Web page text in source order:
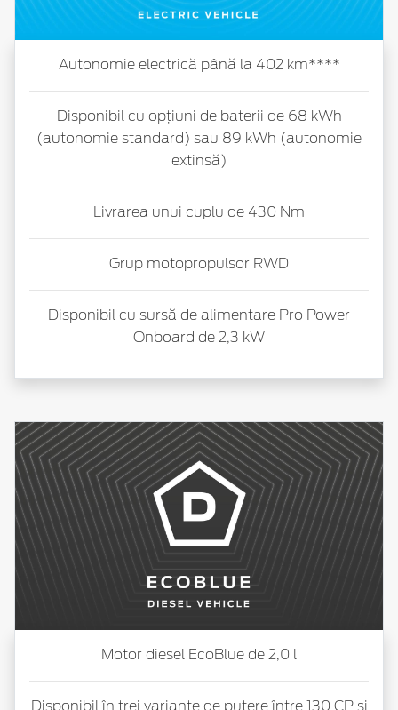
Autonomie electrică până la 402 km****
Disponibil cu opțiuni de baterii de 68 kWh
(autonomie standard) sau 89 kWh (autonomie
extinsă)
Livrarea unui cuplu de 430 Nm
Grup motopropulsor RWD
Disponibil cu sursă de alimentare Pro Power
Onboard de 2,3 kW
Motor diesel EcoBlue de 2,0 l
Disponibil în trei variante de putere între 130 CP și